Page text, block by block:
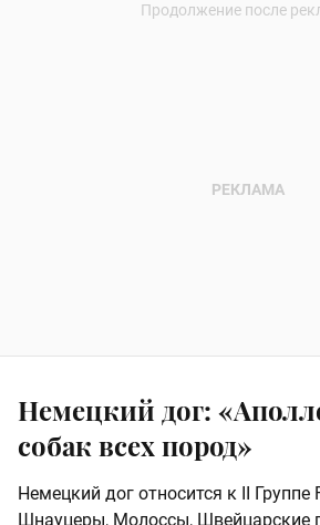
Немецкий дог:
собак всех пород»
Немецкий дог относится к II Группе
Шнауцеры, Молоссы, Швейцарские